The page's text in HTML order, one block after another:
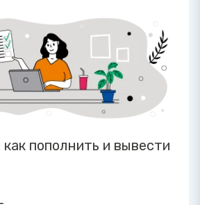
пополнить и вывести